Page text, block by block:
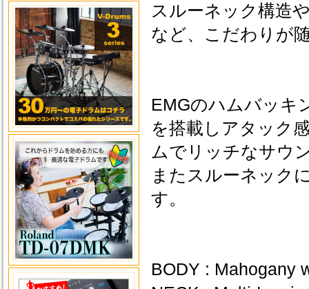
スルーネック構造
など、こだわりが
EMGのハムバッキ
を搭載しアタック
ムでリッチなサウ
またスルーネック
す。
BODY : Mahogany